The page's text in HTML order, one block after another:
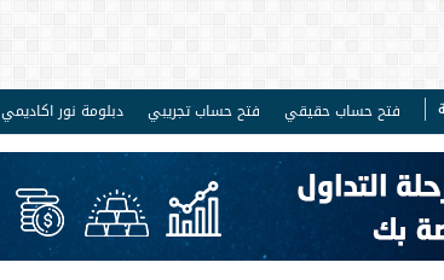
فتح حساب حقيقي فتح حساب تجريبي دبلومة نور اكاديمي